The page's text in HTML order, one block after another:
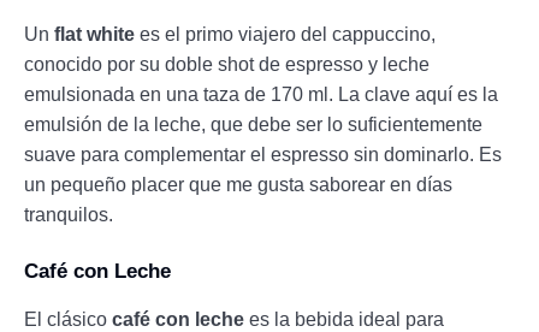
Un flat white es el primo viajero del cappuccino,
conocido por su doble shot de espresso y leche
emulsionada en una taza de 170 ml. La clave aquí es la
emulsión de la leche, que debe ser lo suficientemente
suave para complementar el espresso sin dominarlo. Es
un pequeño placer que me gusta saborear en días
tranquilos.
Café con Leche
El clásico café con leche es la bebida ideal para